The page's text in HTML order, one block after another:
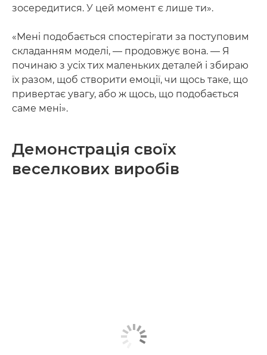
зосередитися. У цей момент є лише ти».
«Мені подобається спостерігати за поступовим
складанням моделі, — продовжує вона. — Я
починаю з усіх тих маленьких деталей і збираю
їх разом, щоб створити емоції, чи щось таке, що
привертає увагу, або ж щось, що подобається
саме мені».
Демонстрація своїх
веселкових виробів